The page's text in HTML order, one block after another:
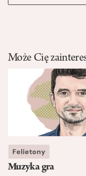
Może Cię
Felietony
Muzyka gra